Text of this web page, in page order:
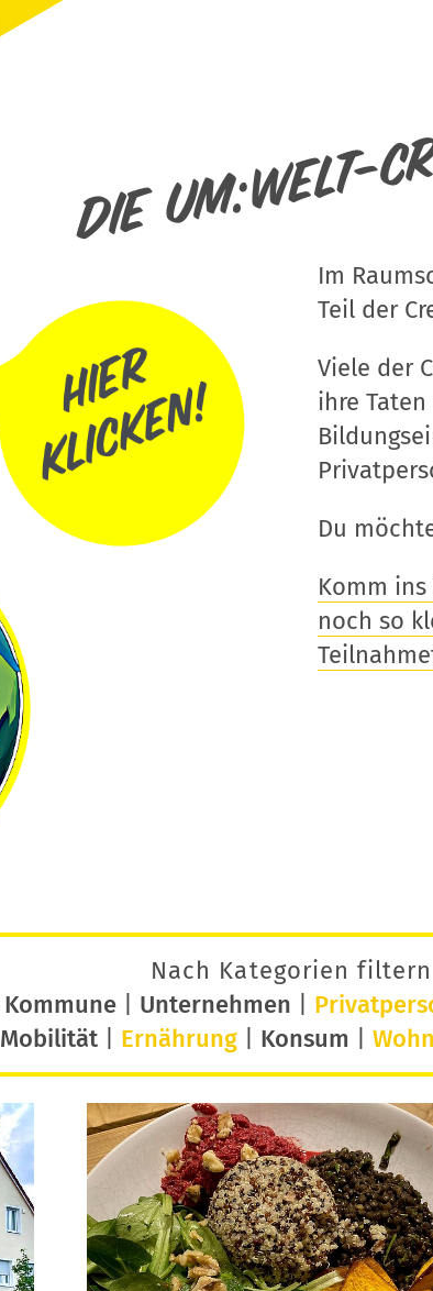
Die um:welt-
Im
Teil der
Viele der
ihre
Du
Komm
noch so
Nach Kategorien filtern
Kommune| Unternehmen
Mobilität Ernährung Konsum